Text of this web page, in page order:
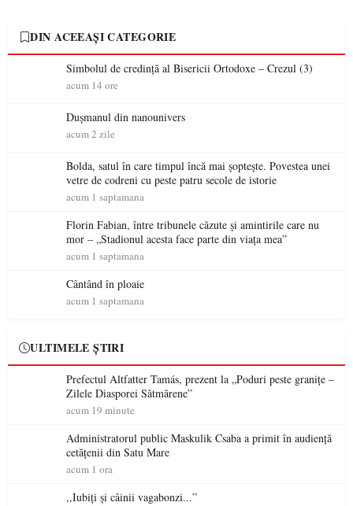
DIN ACEEAȘI CATEGORIE
Simbolul de credinţă al Bisericii Ortodoxe – Crezul (3)
acum 14 ore
Dușmanul din nanounivers
acum 2 zile
Bolda, satul în care timpul încă mai șoptește. Povestea unei
vetre de codreni cu peste patru secole de istorie
acum 1 saptamana
Florin Fabian, între tribunele căzute și amintirile care nu
mor – „Stadionul acesta face parte din viața mea”
acum 1 saptamana
Cântând în ploaie
acum 1 saptamana
ULTIMELE ȘTIRI
Prefectul Altfatter Tamás, prezent la „Poduri peste granițe –
Zilele Diasporei Sătmărene”
acum 19 minute
Administratorul public Maskulik Csaba a primit în audiență
cetățenii din Satu Mare
acum 1 ora
,,Iubiți și câinii vagabonzi...”